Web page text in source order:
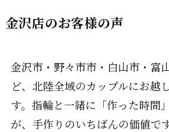
金沢店のお客様の声
金沢市・野々市市・白山市・富
ど、北陸全域のカップルにお越
す。指輪と一緒に「作った時間
が、手作りのいちばんの価値で